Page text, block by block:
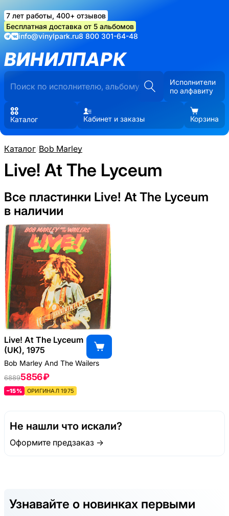
7 лет работы, 400+ отзывов
Бесплатная доставка от 5 альбомов
info@vinylpark.ru8 800 301-64-48
ВИНИЛПАРК
Исполнители
по алфавиту
Каталог Кабинет и заказы Корзина
Каталог/Bob Marley
Live! At The Lyceum
Все пластинки Live! At The Lyceum
в наличии
Live! At The Lyceum
(UK), 1975
Bob Marley And The Wailers
68895856 ₽
–15% ОРИГИНАЛ 1975
Не нашли что искали?
Оформите предзаказ →
Узнавайте о новинках первыми